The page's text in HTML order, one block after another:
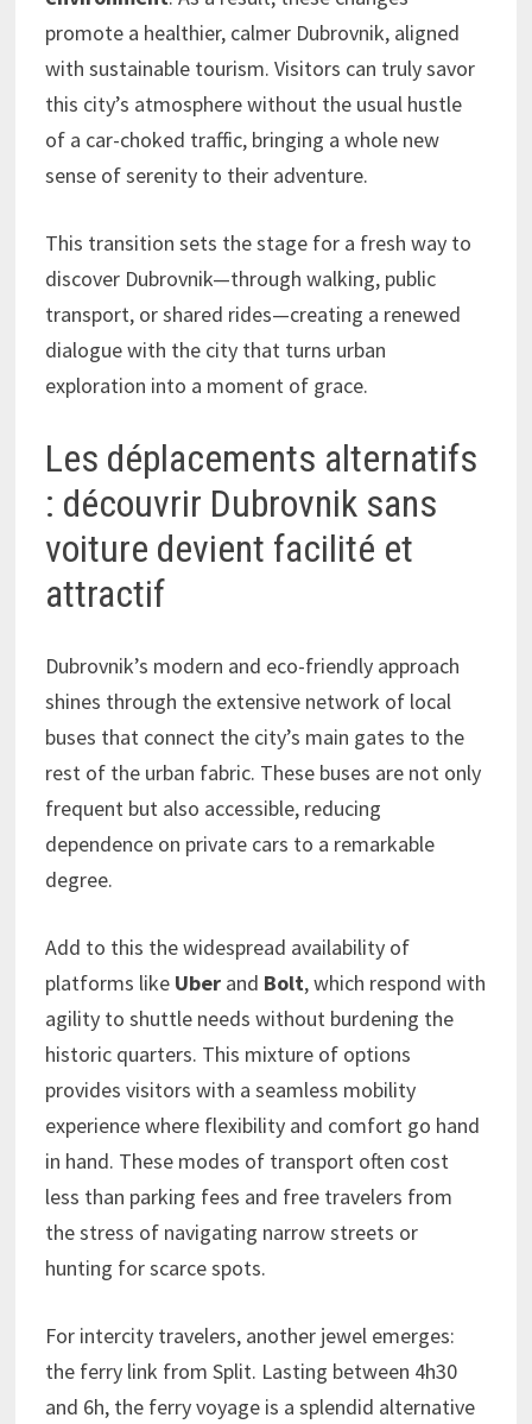
promote a healthier, calmer Dubrovnik, aligned
with sustainable tourism. Visitors can truly savor
this city’s atmosphere without the usual hustle
of a car-choked traffic, bringing a whole new
sense of serenity to their adventure.
This transition sets the stage for a fresh way to
discover Dubrovnik—through walking, public
transport, or shared rides—creating a renewed
dialogue with the city that turns urban
exploration into a moment of grace.
Les déplacements alternatifs
: découvrir Dubrovnik sans
voiture devient facilité et
attractif
Dubrovnik’s modern and eco-friendly approach
shines through the extensive network of local
buses that connect the city’s main gates to the
rest of the urban fabric. These buses are not only
frequent but also accessible, reducing
dependence on private cars to a remarkable
degree.
Add to this the widespread availability of
platforms like Uber and Bolt, which respond with
agility to shuttle needs without burdening the
historic quarters. This mixture of options
provides visitors with a seamless mobility
experience where flexibility and comfort go hand
in hand. These modes of transport often cost
less than parking fees and free travelers from
the stress of navigating narrow streets or
hunting for scarce spots.
For intercity travelers, another jewel emerges:
the ferry link from Split. Lasting between 4h30
and 6h, the ferry voyage is a splendid alternative